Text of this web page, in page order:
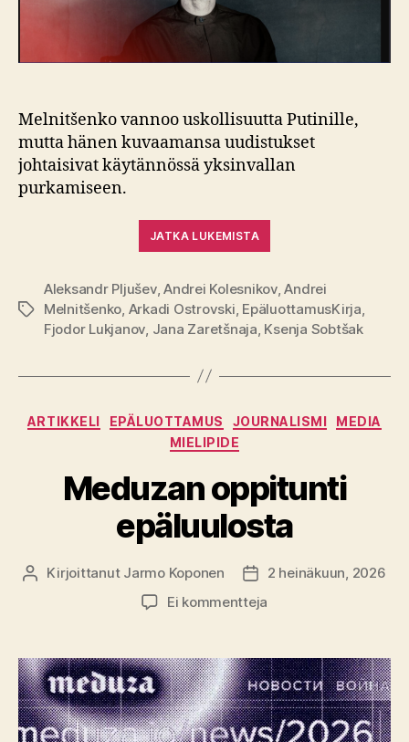
Melnitšenko vannoo uskollisuutta Putinille,
mutta hänen kuvaamansa uudistukset
johtaisivat käytännössä yksinvallan
purkamiseen.
JATKA LUKEMISTA
Avainsanat
Aleksandr Pljušev,Andrei Kolesnikov,Andrei
Melnitšenko Arkadi Ostrovski EpäluottamusKirja
Fjodor Lukjanov Jana Zaretšnaja Ksenja Sobtšak
Kategoriat
ARTIKKELI EPÄLUOTTAMUS JOURNALISMI
MEDIA
MIELIPIDE
Meduzan oppitunti
epäluulosta
Kirjoittaja
Kirjoittanut Jarmo Koponen Julkaisupäivämäärä
2 heinäkuun, 2026
Ei kommentteja
epäluulosta